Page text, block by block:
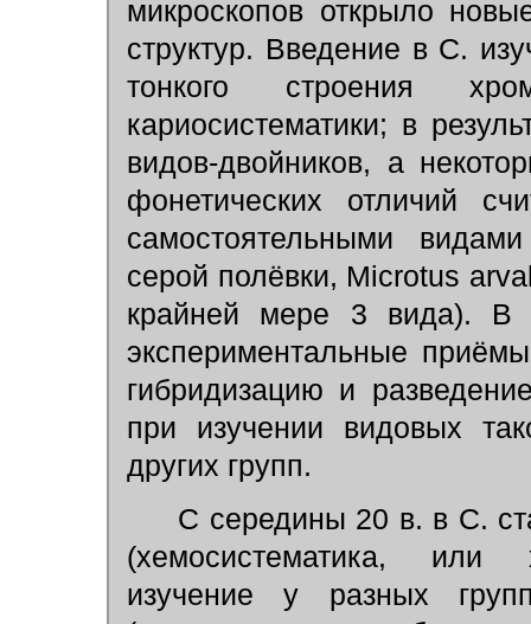
микроскопов открыло
структур. Введение в С.
тонкого строения
кариосистематики; в
видов-двойников, а
фонетических отличий
самостоятельными
серой полёвки, Microtus
крайней мере 3 вида). В
экспериментальные
гибридизацию и
при изучении видовых
других групп.
С середины 20 в. в С.
(хемосистематика, или
изучение у разных